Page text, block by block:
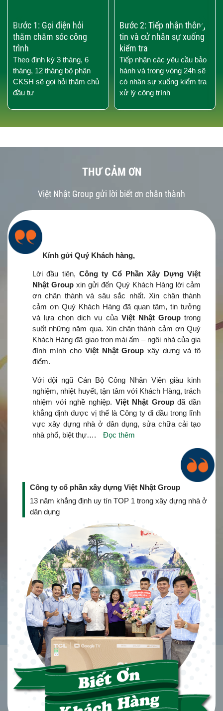
Bước 1: Gọi điện hỏi
thăm chăm sóc công
trình
Theo định kỳ 3 tháng, 6
tháng, 12 tháng bộ phận
CKSH sẽ gọi hỏi thăm chủ
đầu tư
Bước 2: Tiếp nhận thông
tin và cử nhân sự xuống
kiểm tra
Tiếp nhận các yêu cầu bảo
hành và trong vòng 24h sẽ
có nhân sự xuống kiểm tra
xử lý công trình
›
‹
THƯ CẢM ƠN
Việt Nhật Group gửi lời biết ơn chân thành
Kính gửi Quý Khách hàng,
Lời đầu tiên, Công ty Cổ Phần Xây Dựng Việt
Nhật Group xin gửi đến Quý Khách Hàng lời cảm
ơn chân thành và sâu sắc nhất. Xin chân thành
cảm ơn Quý Khách Hàng đã quan tâm, tin tưởng
và lựa chọn dịch vụ của Việt Nhật Grouptrong
suốt những năm qua. Xin chân thành cảm ơn Quý
Khách Hàng đã giao trọn mái ấm – ngôi nhà của gia
đình mình cho Việt Nhật Group xây dựng và tô
điểm.
Với đội ngũ Cán Bộ Công Nhân Viên giàu kinh
nghiệm, nhiệt huyết, tận tâm với Khách Hàng, trách
nhiệm với nghề nghiệp. Việt Nhật Groupđã dần
khẳng định được vị thế là Công ty đi đầu trong lĩnh
vực xây dựng nhà ở dân dụng, sửa chữa cải tạo
nhà phố, biệt thự….
Đọc thêm
Công ty cổ phần xây dựng Việt Nhật Group
13 năm khẳng định uy tín TOP 1 trong xây dựng nhà ở
dân dụng